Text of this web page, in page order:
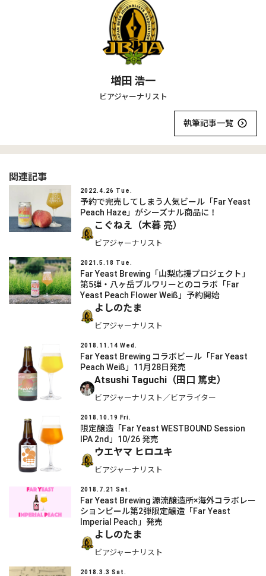
増田 浩一
ビアジャーナリスト
執筆記事一覧
関連記事
2022.4.26 Tue.
予約で完売してしまう人気ビール「Far Yeast
Peach Haze」がシーズナル商品に！
こぐねえ（木暮 亮）
ビアジャーナリスト
2021.5.18 Tue.
Far Yeast Brewing「山梨応援プロジェクト」
第5弾・八ヶ岳ブルワリーとのコラボ「Far
Yeast Peach Flower Weiß」予約開始
よしのたま
ビアジャーナリスト
2018.11.14 Wed.
Far Yeast Brewing コラボビール「Far Yeast
Peach Weiß」11月28日発売
Atsushi Taguchi（田口 篤史）
ビアジャーナリスト／ビアライター
2018.10.19 Fri.
限定醸造「Far Yeast WESTBOUND Session
IPA 2nd」10/26 発売
ウエヤマ ヒロユキ
ビアジャーナリスト
2018.7.21 Sat.
Far Yeast Brewing 源流醸造所×海外コラボレー
ションビール第2弾限定醸造「Far Yeast
Imperial Peach」発売
よしのたま
ビアジャーナリスト
2018.3.3 Sat.